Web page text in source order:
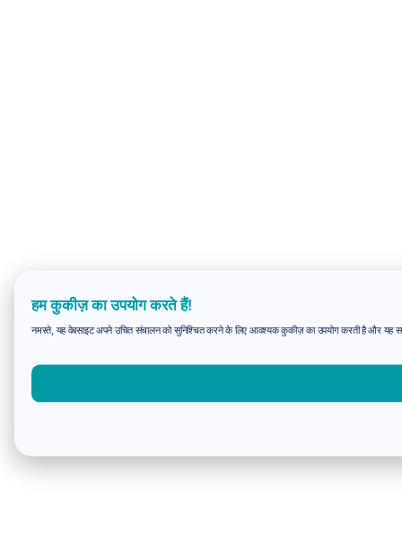
हम कुकीज़ का उपयोग करते हैं!
नमस्ते, यह वेबसाइट अपने उचित संचालन को सुनिश्चित करने के लिए आवश्यक कुकीज़ का उपयोग करती है और यह